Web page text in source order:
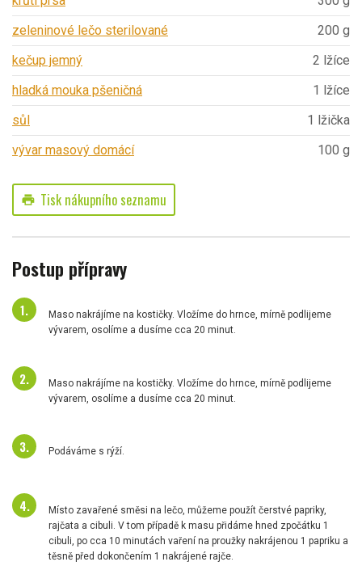
zeleninové lečo sterilované
200 g
kečup jemný
2 lžíce
hladká mouka pšeničná
1 lžíce
sůl
1 lžička
vývar masový domácí
100 g
print Tisk nákupního seznamu
Postup přípravy
Maso nakrájíme na kostičky. Vložíme do hrnce, mírně podlijeme
vývarem, osolíme a dusíme cca 20 minut.
Maso nakrájíme na kostičky. Vložíme do hrnce, mírně podlijeme
vývarem, osolíme a dusíme cca 20 minut.
Podáváme s rýží.
Místo zavařené směsi na lečo, můžeme použít čerstvé papriky,
rajčata a cibuli. V tom případě k masu přidáme hned zpočátku 1
cibuli, po cca 10 minutách vaření na proužky nakrájenou 1 papriku a
těsně před dokončením 1 nakrájené rajče.